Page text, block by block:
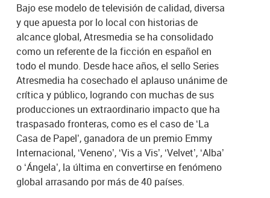
Bajo ese modelo de televisión de calidad, diversa
y que apuesta por lo local con historias de
alcance global, Atresmedia se ha consolidado
como un referente de la ficción en español en
todo el mundo. Desde hace años, el sello Series
Atresmedia ha cosechado el aplauso unánime de
crítica y público, logrando con muchas de sus
producciones un extraordinario impacto que ha
traspasado fronteras, como es el caso de ‘La
Casa de Papel’, ganadora de un premio Emmy
Internacional, ‘Veneno’, ‘Vis a Vis’, ‘Velvet’, ‘Alba’
o ‘Ángela’, la última en convertirse en fenómeno
global arrasando por más de 40 países.